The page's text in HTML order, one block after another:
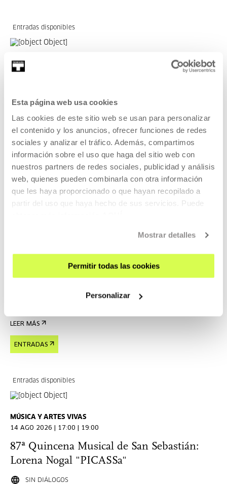
Esta página web usa cookies
Las cookies de este sitio web se usan para personalizar
el contenido y los anuncios, ofrecer funciones de redes
sociales y analizar el tráfico. Además, compartimos
información sobre el uso que haga del sitio web con
nuestros partners de redes sociales, publicidad y análisis
web, quienes pueden combinarla con otra información
que les haya proporcionado o que hayan recopilado a
partir del uso que haya hecho de sus servicios. Puede
Mostrar detalles
Permitir todas las cookies
Personalizar
Entradas disponibles
MÚSICA Y ARTES VIVAS
Ion Munduate "Hafuura"
ION MUNDUATE SIN DIÁLOGOS
ENTRADAS
Entradas disponibles
87ª Quincena Musical de San Sebastián:
LEER MÁS
ENTRADAS
Entradas disponibles
MÚSICA Y ARTES VIVAS
14 AGO 2026 | 17:00 | 19:00
87ª Quincena Musical de San Sebastián:
Lorena Nogal "PICASSa"
SIN DIÁLOGOS